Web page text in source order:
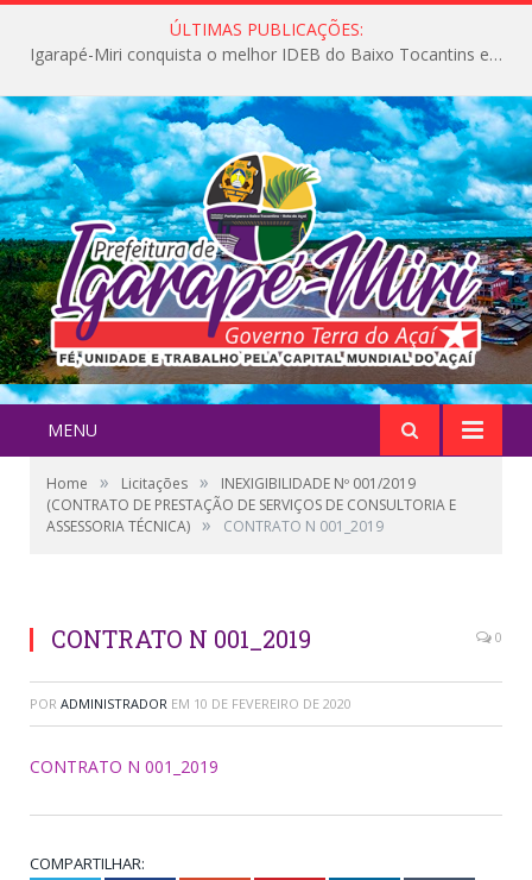
ÚLTIMAS PUBLICAÇÕES:
Igarapé-Miri conquista o melhor IDEB do Baixo Tocantins e avança na qualidade da educação pública
MENU
Home » Licitações »
INEXIGIBILIDADE Nº 001/2019
(CONTRATO DE PRESTAÇÃO DE SERVIÇOS DE CONSULTORIA E
ASSESSORIA TÉCNICA) » CONTRATO N 001_2019
CONTRATO N 001_2019 0
POR ADMINISTRADOR EM 10 DE FEVEREIRO DE 2020
CONTRATO N 001_2019
COMPARTILHAR: